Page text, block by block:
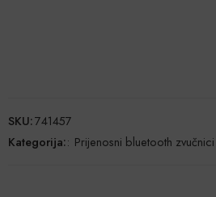
SKU:741457
Kategorija:: Prijenosni bluetooth zvučnici